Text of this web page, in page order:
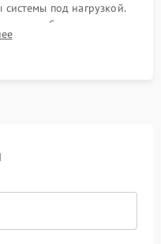
под нагрузкой.
беспроводных
изображения без